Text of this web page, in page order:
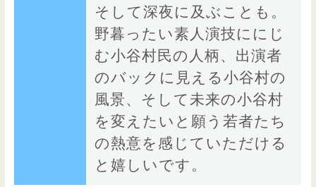
そして深夜に及ぶことも。
野暮ったい素人演技ににじ
む小谷村民の人柄、出演者
のバックに見える小谷村の
風景、そして未来の小谷村
を変えたいと願う若者たち
の熱意を感じていただける
と嬉しいです。